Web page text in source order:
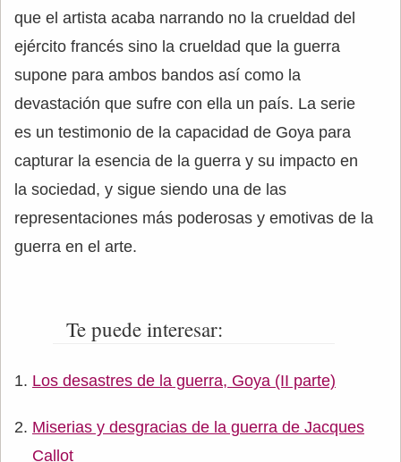
que el artista acaba narrando no la crueldad del
ejército francés sino la crueldad que la guerra
supone para ambos bandos así como la
devastación que sufre con ella un país. La serie
es un testimonio de la capacidad de Goya para
capturar la esencia de la guerra y su impacto en
la sociedad, y sigue siendo una de las
representaciones más poderosas y emotivas de la
guerra en el arte.
Te puede interesar:
Los desastres de la guerra, Goya (II parte)
Miserias y desgracias de la guerra de Jacques
Callot